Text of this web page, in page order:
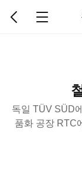
독일 TÜV SÜD
품화 공장 RTC